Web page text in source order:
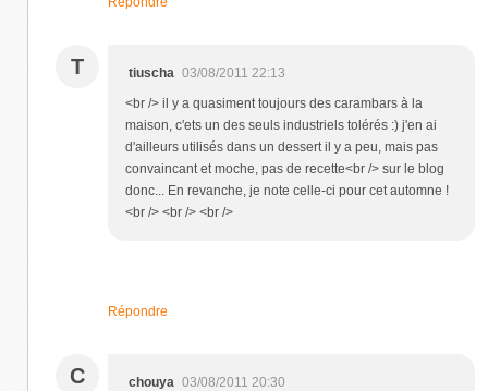
T tiuscha 03/08/2011 22:13
<br /> il y a quasiment toujours des carambars à la
maison, c'ets un des seuls industriels tolérés :) j'en ai
d'ailleurs utilisés dans un dessert il y a peu, mais pas
convaincant et moche, pas de recette<br /> sur le blog
donc... En revanche, je note celle-ci pour cet automne !
<br /> <br /> <br />
Répondre
C chouya 03/08/2011 20:30